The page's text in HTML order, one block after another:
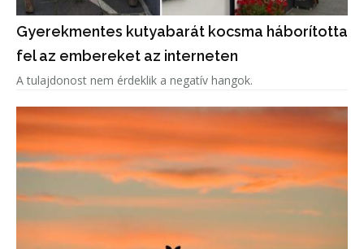
Gyerekmentes kutyabarát kocsma háborította
fel az embereket az interneten
A tulajdonost nem érdeklik a negatív hangok.